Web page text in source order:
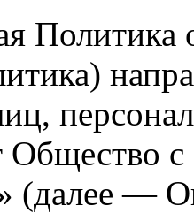
Политика
Общество
(далее —